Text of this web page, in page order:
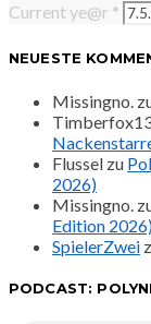
Current ye@r *
NEUESTE
Missingno.
Flussel zu
2026)
Missingno.
Edition
SpielerZwei
PODCAST: